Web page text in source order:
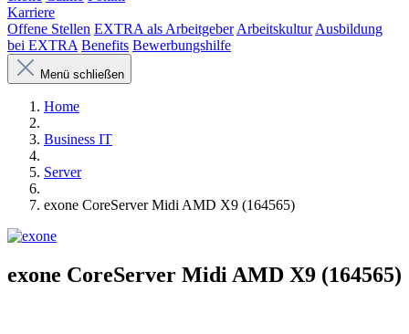
Karriere
Offene Stellen EXTRA als Arbeitgeber Arbeitskultur Ausbildung
bei EXTRA Benefits Bewerbungshilfe
Menü schließen
Home
Business IT
Server
exone CoreServer Midi AMD X9 (164565)
exone CoreServer Midi AMD X9 (164565)